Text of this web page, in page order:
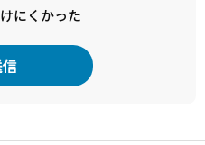
にくかった